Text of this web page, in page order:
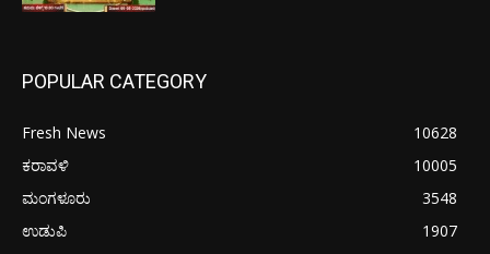
POPULAR CATEGORY
Fresh News
10628
ಕರಾವಳಿ
10005
ಮಂಗಳೂರು
3548
ಉಡುಪಿ
1907